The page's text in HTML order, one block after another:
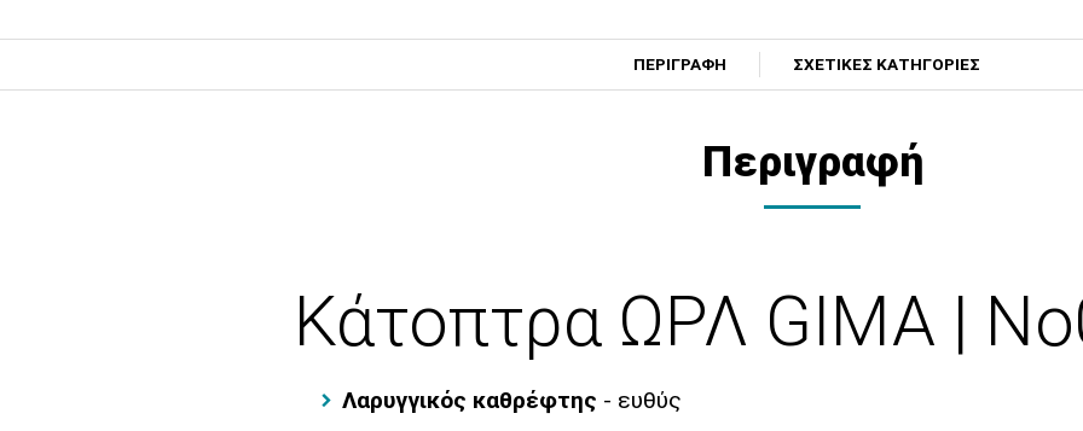
ΠΕΡΙΓΡΑΦΗ ΣΧΕΤΙΚΕΣ ΚΑΤΗΓΟΡΙΕΣ
Περιγραφή
Κάτοπτρα ΩΡΛ GIMA |
Λαρυγγικός καθρέφτης - ευθύς